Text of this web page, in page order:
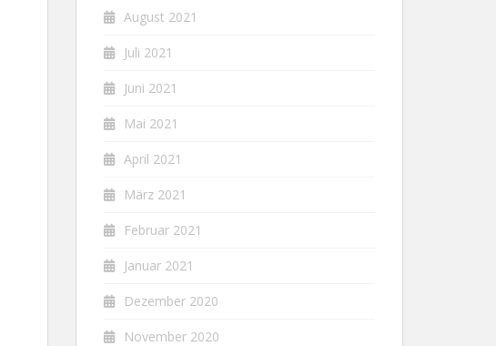
August 2021
Juli 2021
Juni 2021
Mai 2021
April 2021
März 2021
Februar 2021
Januar 2021
Dezember 2020
November 2020